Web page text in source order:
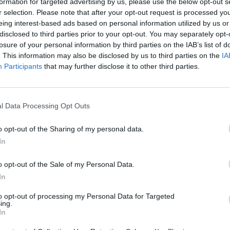
selection. Please note that after your opt-out request is processed
interest-based ads based on personal information utilized by us
to third parties prior to your opt-out. You may separately
of your personal information by third parties on the IAB’s list of
This information may also be disclosed by us to third parties on the
Participants that may further disclose it to other third parties.
Data Processing Opt Outs
opt-out of the Sharing of my personal data.
opt-out of the Sale of my Personal Data.
opt-out of processing my Personal Data for Targeted
28/06/2017 - 03:00